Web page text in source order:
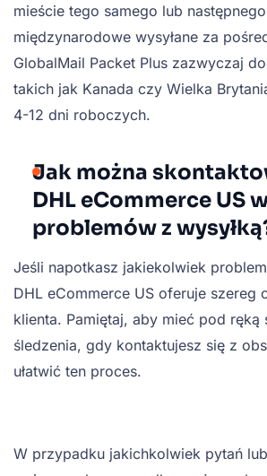
mieście tego samego lub
międzynarodowe wysyłane za
GlobalMail Packet Plus zazwyczaj
takich jak Kanada czy Wielka
4-12 dni roboczych.
Jak można
DHL eCommerce US
problemów z
Jeśli napotkasz jakiekolwiek
DHL eCommerce US oferuje szereg
klienta. Pamiętaj, aby mieć pod ręką
śledzenia, gdy kontaktujesz się z
ułatwić ten proces.
W przypadku jakichkolwiek pytań